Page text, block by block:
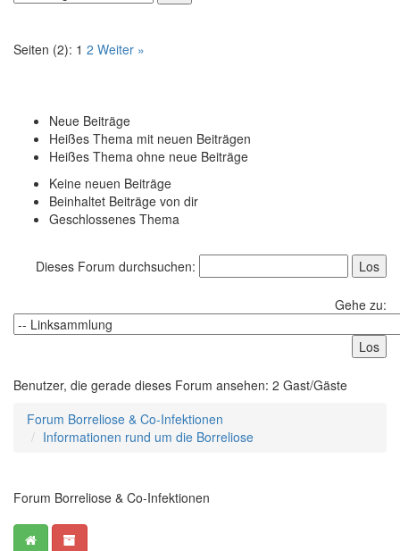
Seiten (2): 1 2 Weiter »
Neue Beiträge
Heißes Thema mit neuen Beiträgen
Heißes Thema ohne neue Beiträge
Keine neuen Beiträge
Beinhaltet Beiträge von dir
Geschlossenes Thema
Dieses Forum durchsuchen:
Gehe zu:
Benutzer, die gerade dieses Forum ansehen: 2 Gast/Gäste
Forum Borreliose & Co-Infektionen
Informationen rund um die Borreliose
Forum Borreliose & Co-Infektionen